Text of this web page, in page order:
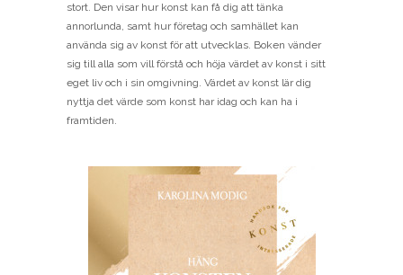
stort. Den visar hur konst kan få dig att tänka
annorlunda, samt hur företag och samhället kan
använda sig av konst för att utvecklas. Boken vänder
sig till alla som vill förstå och höja värdet av konst i sitt
eget liv och i sin omgivning. Värdet av konst lär dig
nyttja det värde som konst har idag och kan ha i
framtiden.